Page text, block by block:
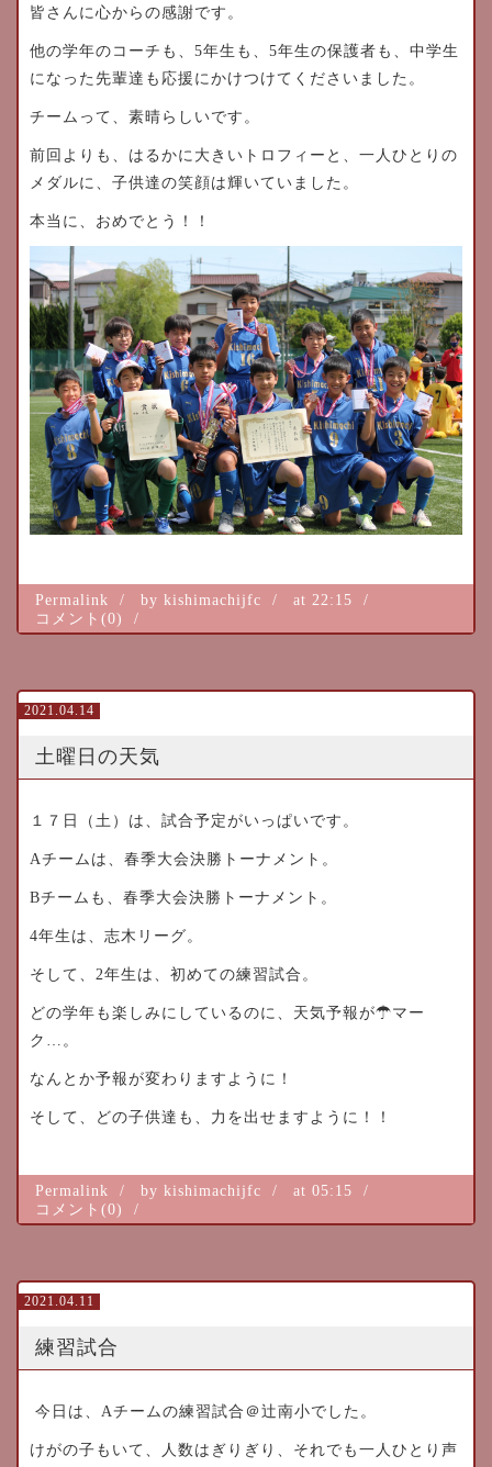
皆さんに心からの感謝です。
他の学年のコーチも、5年生も、5年生の保護者も、中学生
になった先輩達も応援にかけつけてくださいました。
チームって、素晴らしいです。
前回よりも、はるかに大きいトロフィーと、一人ひとりの
メダルに、子供達の笑顔は輝いていました。
本当に、おめでとう！！
Permalink by kishimachijfc
at 22:15
コメント(0)
2021.04.14
土曜日の天気
１７日（土）は、試合予定がいっぱいです。
Aチームは、春季大会決勝トーナメント。
Bチームも、春季大会決勝トーナメント。
4年生は、志木リーグ。
そして、2年生は、初めての練習試合。
どの学年も楽しみにしているのに、天気予報が☂マー
ク…。
なんとか予報が変わりますように！
そして、どの子供達も、力を出せますように！！
Permalink by kishimachijfc
at 05:15
コメント(0)
2021.04.11
練習試合
今日は、Aチームの練習試合＠辻南小でした。
けがの子もいて、人数はぎりぎり、それでも一人ひとり声